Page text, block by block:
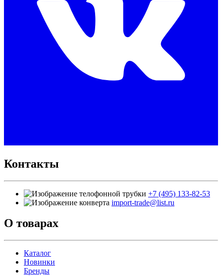
Контакты
+7 (495) 133-82-53
import-trade@list.ru
О товарах
Каталог
Новинки
Бренды